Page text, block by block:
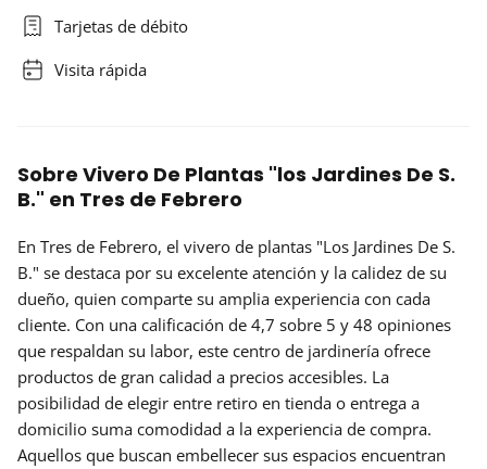
Tarjetas de débito
Visita rápida
Sobre Vivero De Plantas "los Jardines De S.
B." en Tres de Febrero
En Tres de Febrero, el vivero de plantas "Los Jardines De S.
B." se destaca por su excelente atención y la calidez de su
dueño, quien comparte su amplia experiencia con cada
cliente. Con una calificación de 4,7 sobre 5 y 48 opiniones
que respaldan su labor, este centro de jardinería ofrece
productos de gran calidad a precios accesibles. La
posibilidad de elegir entre retiro en tienda o entrega a
domicilio suma comodidad a la experiencia de compra.
Aquellos que buscan embellecer sus espacios encuentran